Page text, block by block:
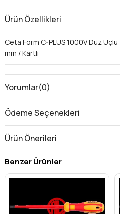
Ürün Özellikleri
Ceta Form C-PLUS 1000V Düz
mm / Kartlı
Yorumlar(0)
Ödeme Seçenekleri
Ürün Önerileri
Benzer Ürünler